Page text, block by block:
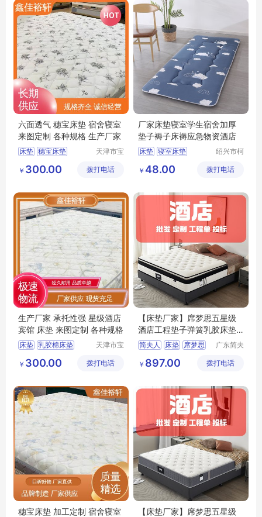
六面透气 穗宝床垫 宿舍寝室
来图定制 各种规格 生产厂家
床垫 穗宝床垫
席梦思弹簧垫
天津市宝
裕轩床垫
￥ 300.00 拨打电话
厂家床垫寝室学生宿舍加厚
垫子褥子床褥应急物资酒店
床垫 寝室床垫
绍兴市柯
轻纺城黄
￥ 48.00 拨打电话
生产厂家 承托性强 星级酒店
宾馆 床垫 来图定制 各种规格
床垫 乳胶棉床垫
床垫厂家
天津市宝
裕轩床垫
￥ 300.00 拨打电话
【床垫厂家】席梦思五星级
酒店工程垫子弹簧乳胶床垫
挺值
简夫人 床垫 席梦思
广东简夫
限公司
￥ 897.00 拨打电话
穗宝床垫 加工定制 宿舍寝室
【床垫厂家】席梦思五星级